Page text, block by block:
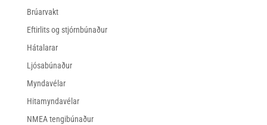
Brúarvakt
Eftirlits og stjórnbúnaður
Hátalarar
Ljósabúnaður
Myndavélar
Hitamyndavélar
NMEA tengibúnaður